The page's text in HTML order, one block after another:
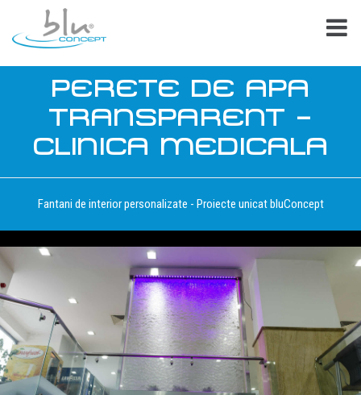
PERETE DE APA
TRANSPARENT –
CLINICA MEDICALA
Fantani de interior personalizate - Proiecte unicat bluConcept